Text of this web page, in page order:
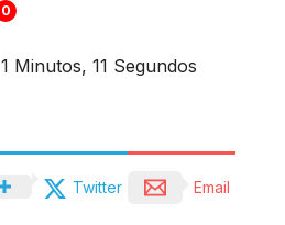
0
1 Minutos, 11 Segundos
Twitter Email